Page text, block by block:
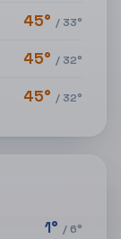
45° / 33°
45° / 32°
45° / 32°
1° /6°